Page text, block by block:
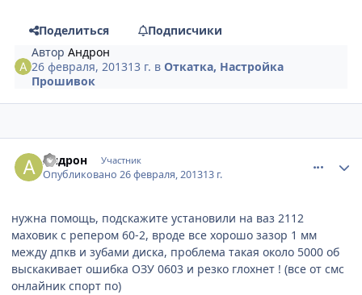
Поделиться
Подписчики
АвторАндрон
26 февраля, 201313 г. вОткатка, Настройка
Прошивок
Андрон Участник
Опубликовано26 февраля, 201313 г.
нужна помощь, подскажите установили на ваз 2112
маховик с репером 60-2, вроде все хорошо зазор 1 мм
между дпкв и зубами диска, проблема такая около 5000 об
выскакивает ошибка ОЗУ 0603 и резко глохнет ! (все от смс
онлайник спорт по)